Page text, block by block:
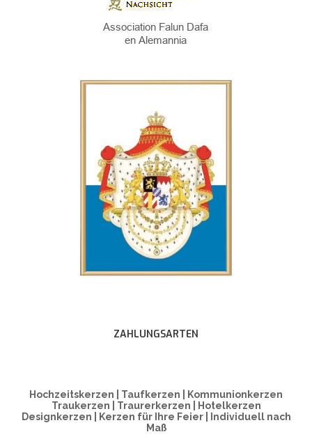
ZAHLUNGSARTEN
Hochzeitskerzen | Taufkerzen | Kommunionkerzen
Traukerzen | Traurerkerzen | Hotelkerzen
Designkerzen | Kerzen für Ihre Feier | Individuell nach
Maß